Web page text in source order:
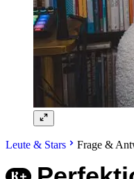
Leute & Stars Frage &